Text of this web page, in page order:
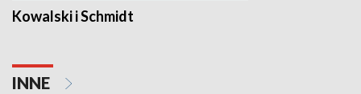
Kowalski i Schmidt
INNE